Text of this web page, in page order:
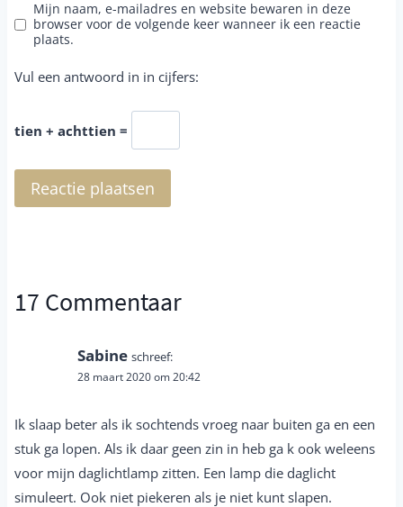
Mijn naam, e-mailadres en website bewaren in deze
browser voor de volgende keer wanneer ik een reactie
plaats.
Vul een antwoord in in cijfers:
tien + achttien =
17 Commentaar
Sabine schreef:
28 maart 2020 om 20:42
Ik slaap beter als ik sochtends vroeg naar buiten ga en een
stuk ga lopen. Als ik daar geen zin in heb ga k ook weleens
voor mijn daglichtlamp zitten. Een lamp die daglicht
simuleert. Ook niet piekeren als je niet kunt slapen.